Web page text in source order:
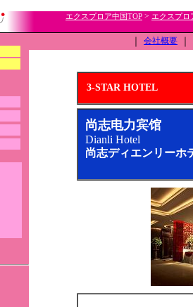
エクスプロア中国TOP > エクスプロ
会社概要
3-STAR HOTEL
尚志电力宾馆
Dianli Hotel
尚志ディエンリーホ